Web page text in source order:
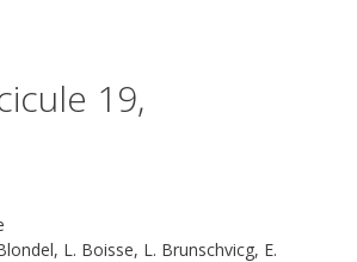
19,
L. Boisse, L. Brunschvicg, E.